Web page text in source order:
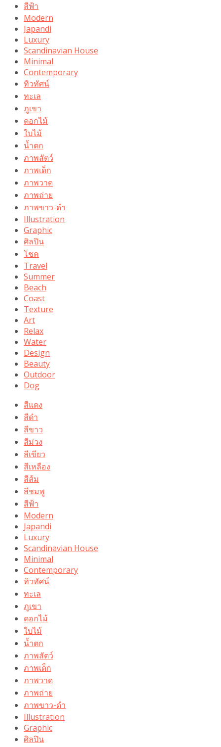
สีฟ้า
Modern
Japandi
Luxury
Scandinavian House
Minimal
Contemporary
ทิวทัศน์
ทะเล
ภูเขา
ดอกไม้
ใบไม้
น้ำตก
ภาพสัตว์
ภาพเด็ก
ภาพวาด
ภาพถ่าย
ภาพขาว-ดำ
Illustration
Graphic
ศิลปิน
โชค
Travel
Summer
Beach
Coast
Texture
Art
Relax
Water
Design
Beauty
Outdoor
Dog
สีแดง
สีดำ
สีขาว
สีม่วง
สีเขียว
สีเหลือง
สีส้ม
สีชมพู
สีฟ้า
Modern
Japandi
Luxury
Scandinavian House
Minimal
Contemporary
ทิวทัศน์
ทะเล
ภูเขา
ดอกไม้
ใบไม้
น้ำตก
ภาพสัตว์
ภาพเด็ก
ภาพวาด
ภาพถ่าย
ภาพขาว-ดำ
Illustration
Graphic
ศิลปิน